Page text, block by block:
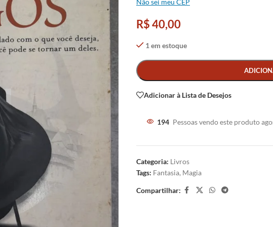
Não sei meu CEP
R$40,00
1 em estoque
Alternative:
Adicionar à Lista de Desejos
194 Pessoas vendo este produto
Categoria: Livros
Tags: Fantasia, Magia
Compartilhar: